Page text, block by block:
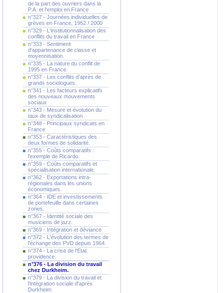
de la part des ouvriers dans la
P.A. et l'emploi en France
n°327 - Journées individuelles de
grèves en France, 1952 / 2000
n°329 - L'institutionnalisation des
conflits du travail en France
n°333 - Sentiment
d'appartenance de classe et
moyennisation.
n°335 - La nature du conflit de
1995 en France.
n°337 - Les conflits d'après de
grands sociologues.
n°341 - Les facteurs explicatifs
des nouveaux mouvements
sociaux
n°343 - Mesure et évolution du
taux de syndicalisation
n°348 - Principaux syndicats en
France
n°353 - Caractéristiques des
deux formes de solidarité.
n°355 - Coûts comparatifs :
l'exemple de Ricardo.
n°359 - Coûts comparatifs et
spécialisation internationale.
n°362 - Exportations intra-
régionales dans les unions
économiques.
n°364 - IDE et investissements
de portefeuille dans certaines
zones.
n°367 - Identité sociale des
musiciens de jazz.
n°369 - Intégration et déviance
n°372 - L'évolution des termes de
l'échange des PVD depuis 1964.
n°374 - La crise de l'Etat
providence.
n°376 - La division du travail
chez Durkheim.
n°379 - La division du travail et
l'intégration sociale d'après
Durkheim.